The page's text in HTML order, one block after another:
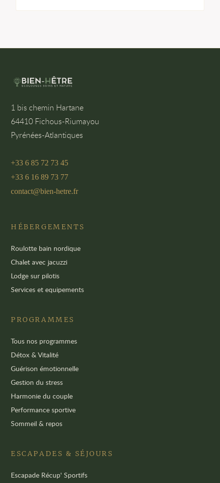
Découvrez nos séjours et soins dédiés à votre bien-
1 bis chemin Hartane
64410 Fichous-Riumayou
Pyrénées-Atlantiques
+33 6 85 72 73 45
+33 6 16 89 73 77
contact@bien-hetre.fr
HÉBERGEMENTS
Roulotte bain nordique
Chalet avec jacuzzi
Lodge sur pilotis
Services et equipements
PROGRAMMES
Tous nos programmes
Détox & Vitalité
Guérison émotionnelle
Gestion du stress
Harmonie du couple
Performance sportive
Sommeil & repos
ESCAPADES & SÉJOURS
Escapade Récup' Sportifs